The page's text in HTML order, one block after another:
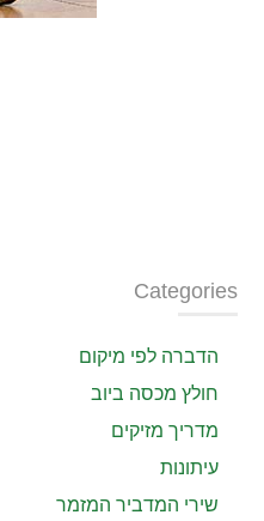
Categories
הדברה לפי מיקום
חולץ מכסה ביוב
מדריך מזיקים
עיתונות
שירי המדביר המזמר